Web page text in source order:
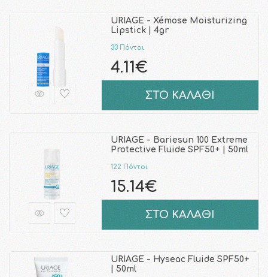
URIAGE - Xémose Moisturizing
Lipstick | 4gr
33 Πόντοι
4.11€
ΣΤΟ ΚΑΛΑΘΙ
URIAGE - Bariesun 100 Extreme
Protective Fluide SPF50+ | 50ml
122 Πόντοι
15.14€
ΣΤΟ ΚΑΛΑΘΙ
URIAGE - Hyseac Fluide SPF50+
| 50ml